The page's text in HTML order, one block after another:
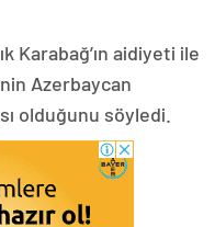
Karabağ’ın aidiyeti ile
Azerbaycan
olduğunu söyledi.